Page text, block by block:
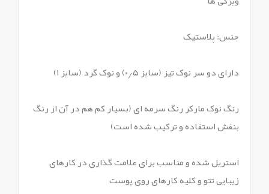
جنس: پلاستیک
دارای دو سر نوک تیز (سایز ۰٫۵) و نوک گرد (سایز ۱)
رنگ نوک مارکر رنگ سرمه ای (بسیار کم هم در آن از رنگ
بنفش استفاده و ترکیب شده است)
استریل شده و مناسب برای علامت گذاری در کارهای
زیبایی تتو و کلیه کارهای روی پوست